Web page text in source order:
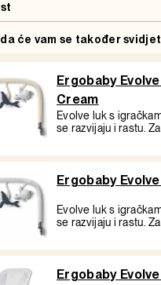
da će vam se također
Ergobaby
Cream
Evolve luk s
se razvijaju i rastu.
Ergobaby
Evolve luk s
se razvijaju i rastu.
Ergobaby